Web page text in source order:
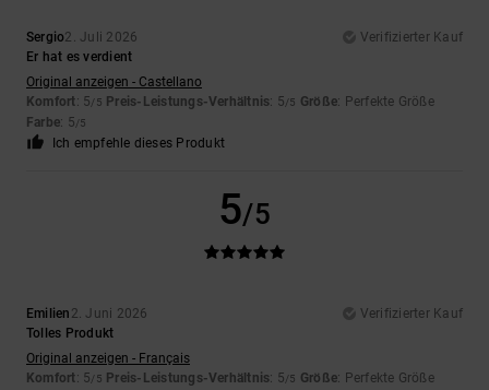
Sergio2. Juli 2026
Verifizierter Kauf
Er hat es verdient
Original anzeigen - Castellano
Komfort: 5/5 Preis-Leistungs-Verhältnis: 5/5 Größe: Perfekte Größe
Farbe: 5/5
Ich empfehle dieses Produkt
5/5
Emilien 2. Juni 2026
Verifizierter Kauf
Tolles Produkt
Original anzeigen - Français
Komfort: 5/5 Preis-Leistungs-Verhältnis: 5/5 Größe: Perfekte Größe